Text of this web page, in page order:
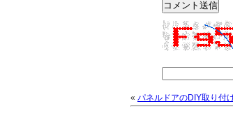
« パネルドアのDIY取り付